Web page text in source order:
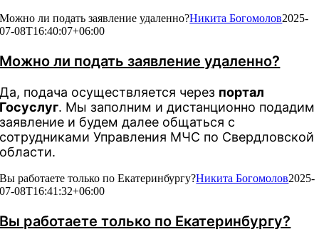
Можно ли подать заявление удаленно?Никита Богомолов2025-
07-08T16:40:07+06:00
Можно ли подать заявление удаленно?
Да, подача осуществляется через портал
Госуслуг. Мы заполним и дистанционно подадим
заявление и будем далее общаться с
сотрудниками Управления МЧС по Свердловской
области.
Вы работаете только по Екатеринбургу?Никита Богомолов2025-
07-08T16:41:32+06:00
Вы работаете только по Екатеринбургу?